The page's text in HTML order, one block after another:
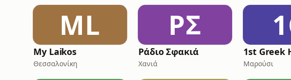
ML
My Laikos
Θεσσαλονίκη
ΡΣ
Ράδιο Σφακιά
Χανιά Μαρούσι